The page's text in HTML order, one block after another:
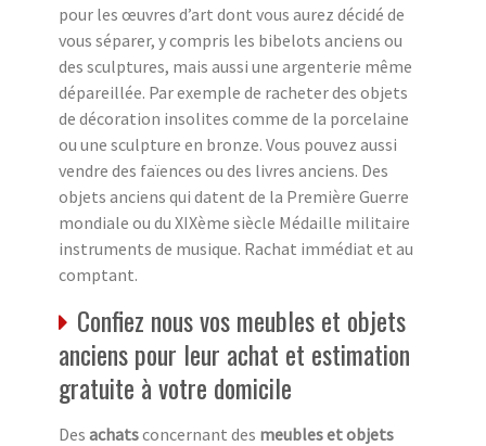
pour les œuvres d’art dont vous aurez décidé de
vous séparer, y compris les bibelots anciens ou
des sculptures, mais aussi une argenterie même
dépareillée. Par exemple de racheter des objets
de décoration insolites comme de la porcelaine
ou une sculpture en bronze. Vous pouvez aussi
vendre des faïences ou des livres anciens. Des
objets anciens qui datent de la Première Guerre
mondiale ou du XIXème siècle Médaille militaire
instruments de musique. Rachat immédiat et au
comptant.
Confiez nous vos meubles et objets
anciens pour leur achat et estimation
gratuite à votre domicile
Des achatsconcernant des meubles et objets